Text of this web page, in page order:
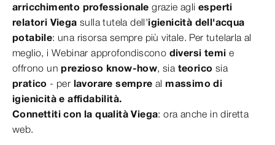
arricchimento professionale grazie agli esperti
relatori Viega sulla tutela dell'igienicità dell'acqua
potabile: una risorsa sempre più vitale. Per tutelarla al
meglio, i Webinar approfondiscono diversi temi e
offrono unprezioso know-how, sia teorico sia
pratico - per lavorare sempre al massimo di
igienicità e affidabilità.
Connettiti con la qualità Viega: ora anche in diretta
web.